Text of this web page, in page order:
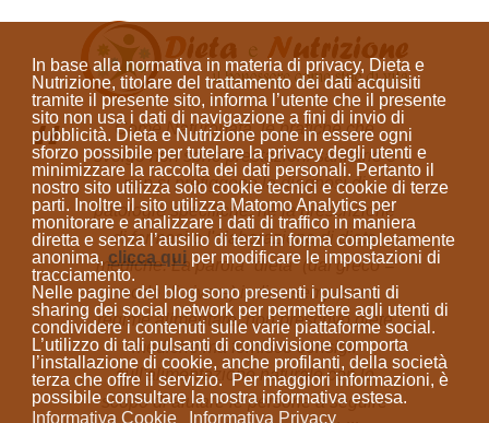
In base alla normativa in materia di privacy, Dieta e
Nutrizione, titolare del trattamento dei dati acquisiti
tramite il presente sito, informa l’utente che il presente
sito non usa i dati di navigazione a fini di invio di
pubblicità. Dieta e Nutrizione pone in essere ogni
sforzo possibile per tutelare la privacy degli utenti e
minimizzare la raccolta dei dati personali. Pertanto il
nostro sito utilizza solo cookie tecnici e cookie di terze
parti. Inoltre il sito utilizza Matomo Analytics per
monitorare e analizzare i dati di traffico in maniera
diretta e senza l’ausilio di terzi in forma completamente
anonima, clicca quiper modificare le impostazioni di
tracciamento.
Nelle pagine del blog sono presenti i pulsanti di
sharing dei social network per permettere agli utenti di
condividere i contenuti sulle varie piattaforme social.
L’utilizzo di tali pulsanti di condivisione comporta
l’installazione di cookie, anche profilanti, della società
terza che offre il servizio. Per maggiori informazioni, è
possibile consultare la nostra informativa estesa.
Informativa Cookie
Informativa Privacy
Come Naturopata, le pratiche che
svolgo non sono prestazioni sanitarie e
non si prefiggono la diagnosi di
patologie specifiche, né la prescrizione
di farmaci o l'elaborazione di diete
mediche. La parola “dieta” (dal greco =
modo di vivere)indica sempre un
regime alimentare; non prescrivo diete
mediche ma fornisco consigli
sull'alimentazione naturale con lo
scopo di aiutare le persone a seguire